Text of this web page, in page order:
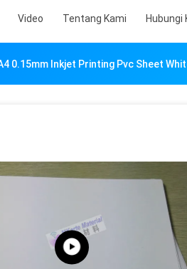
Video Tentang Kami Hubungi
0.15mm Inkjet Printing Pvc Sheet